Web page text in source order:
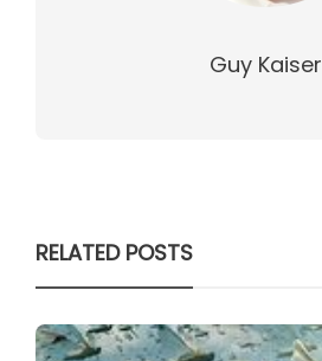
Guy Kaiser
RELATED POSTS